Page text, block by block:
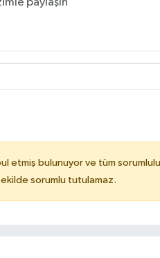
etmiş bulunuyor ve tüm
sorumlu tutulamaz.